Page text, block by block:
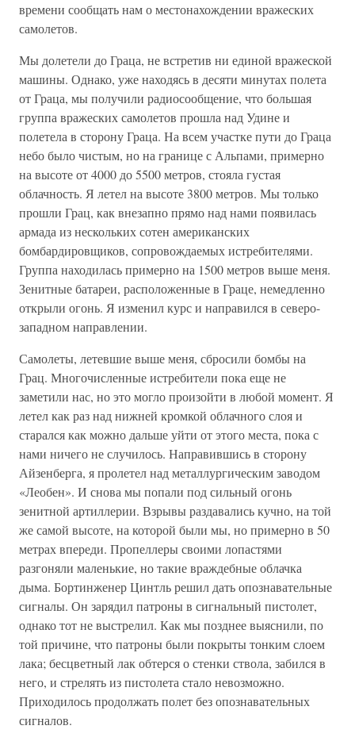
времени сообщать нам о местонахождении вражеских
самолетов.
Мы долетели до Граца, не встретив ни единой вражеской
машины. Однако, уже находясь в десяти минутах полета
от Граца, мы получили радиосообщение, что большая
группа вражеских самолетов прошла над Удине и
полетела в сторону Граца. На всем участке пути до Граца
небо было чистым, но на границе с Альпами, примерно
на высоте от 4000 до 5500 метров, стояла густая
облачность. Я летел на высоте 3800 метров. Мы только
прошли Грац, как внезапно прямо над нами появилась
армада из нескольких сотен американских
бомбардировщиков, сопровождаемых истребителями.
Группа находилась примерно на 1500 метров выше меня.
Зенитные батареи, расположенные в Граце, немедленно
открыли огонь. Я изменил курс и направился в северо-
западном направлении.
Самолеты, летевшие выше меня, сбросили бомбы на
Грац. Многочисленные истребители пока еще не
заметили нас, но это могло произойти в любой момент. Я
летел как раз над нижней кромкой облачного слоя и
старался как можно дальше уйти от этого места, пока с
нами ничего не случилось. Направившись в сторону
Айзенберга, я пролетел над металлургическим заводом
«Леобен». И снова мы попали под сильный огонь
зенитной артиллерии. Взрывы раздавались кучно, на той
же самой высоте, на которой были мы, но примерно в 50
метрах впереди. Пропеллеры своими лопастями
разгоняли маленькие, но такие враждебные облачка
дыма. Бортинженер Цинтль решил дать опознавательные
сигналы. Он зарядил патроны в сигнальный пистолет,
однако тот не выстрелил. Как мы позднее выяснили, по
той причине, что патроны были покрыты тонким слоем
лака; бесцветный лак обтерся о стенки ствола, забился в
него, и стрелять из пистолета стало невозможно.
Приходилось продолжать полет без опознавательных
сигналов.